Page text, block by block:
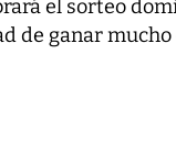
el sorteo
de ganar mucho